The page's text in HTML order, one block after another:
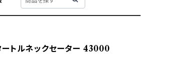
トルネックセーター 43000